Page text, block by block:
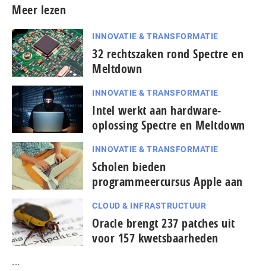
Meer lezen
INNOVATIE & TRANSFORMATIE
32 rechtszaken rond Spectre en
Meltdown
INNOVATIE & TRANSFORMATIE
Intel werkt aan hardware-
oplossing Spectre en Meltdown
INNOVATIE & TRANSFORMATIE
Scholen bieden
programmeercursus Apple aan
CLOUD & INFRASTRUCTUUR
Oracle brengt 237 patches uit
voor 157 kwetsbaarheden
...